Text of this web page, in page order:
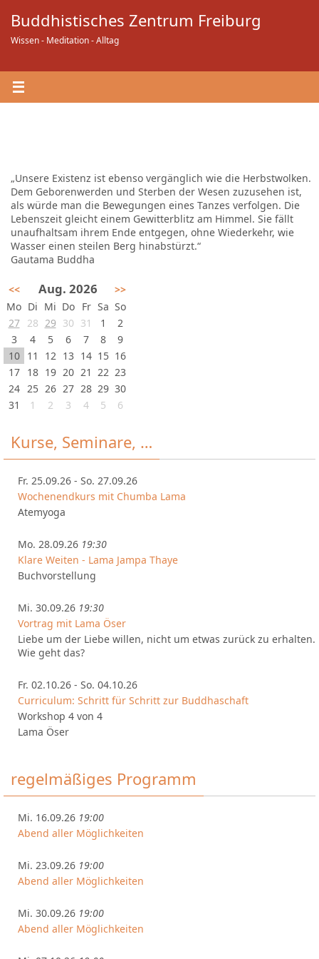
Inhalt
springen
Buddhistisches Zentrum Freiburg
Wissen - Meditation - Alltag
„Unsere Existenz ist ebenso vergänglich wie die Herbstwolken.
Dem Geborenwerden und Sterben der Wesen zuzusehen ist,
als würde man die Bewegungen eines Tanzes verfolgen. Die
Lebenszeit gleicht einem Gewitterblitz am Himmel. Sie fällt
unaufhaltsam ihrem Ende entgegen, ohne Wiederkehr, wie
Wasser einen steilen Berg hinabstürzt.“
Gautama Buddha
<< Aug. 2026
>>
Mo Di Mi Do Fr Sa So
27
28 29 30 31 1
2
3
4 5 6 7 8
9
10
11 12 13 14 15 16
17
18 19 20 21 22 23
24 25 26 27 28 29 30
31
1 2 3 4 5 6
Kurse, Seminare, …
Fr. 25.09.26 - So. 27.09.26
Wochenendkurs mit Chumba Lama
Atemyoga
Mo. 28.09.26 19:30
Klare Weiten - Lama Jampa Thaye
Buchvorstellung
Mi. 30.09.26 19:30
Vortrag mit Lama Öser
Liebe um der Liebe willen, nicht um etwas zurück zu erhalten.
Wie geht das?
Fr. 02.10.26 - So. 04.10.26
Curriculum: Schritt für Schritt zur Buddhaschaft
Workshop 4 von 4
Lama Öser
regelmäßiges Programm
Mi. 16.09.26 19:00
Abend aller Möglichkeiten
Mi. 23.09.26 19:00
Abend aller Möglichkeiten
Mi. 30.09.26 19:00
Abend aller Möglichkeiten